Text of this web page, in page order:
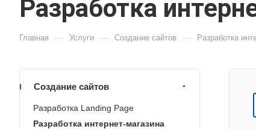
Разработка
Главная — Услуги — Создание сайтов — Разработка
Создание сайтов
Разработка Landing Page
Разработка интернет-магазина